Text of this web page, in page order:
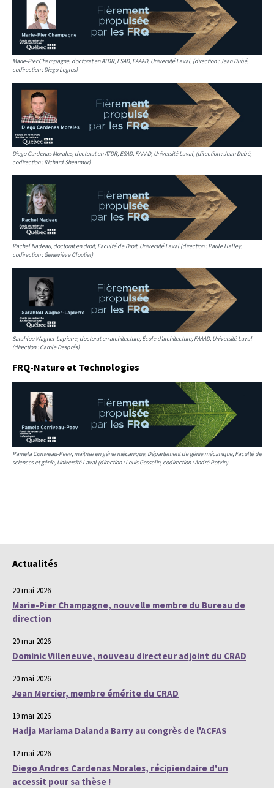
Marie-Pier Champagne, doctorat en ATDR, ESAD, FAAAD, Université Laval, (direction : Jean Dubé,
codirection : Diego Legros)
Diego Cardenas Morales, doctorat en ATDR, ESAD, FAAAD, Université Laval, (direction : Jean Dubé,
codirection : Richard Shearmur)
Rachel Nadeau, doctorat en droit, Faculté de Droit, Université Laval (direction : Paule Halley,
codirection : Geneviève Cloutier)
Sarahlou Wagner-Lapierre, doctorat en architecture, École d’architecture, FAAAD, Université Laval
(direction : Carole Després)
FRQ-Nature et Technologies
Pamela Corriveau-Peev, maîtrise en génie mécanique, Département de génie mécanique, Faculté de
sciences et génie, Université Laval (direction : Louis Gosselin, codirection : André Potvin)
Actualités
20 mai 2026
Marie-Pier Champagne, nouvelle membre du Bureau de
direction
20 mai 2026
Dominic Villeneuve, nouveau directeur adjoint du CRAD
20 mai 2026
Jean Mercier, membre émérite du CRAD
19 mai 2026
Hadja Mariama Dalanda Barry au congrès de l'ACFAS
12 mai 2026
Diego Andres Cardenas Morales, récipiendaire d'un
accessit pour sa thèse !